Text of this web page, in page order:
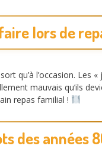
lors de
sort qu’à l’occasion.
mauvais qu’ils
repas familial !
des années